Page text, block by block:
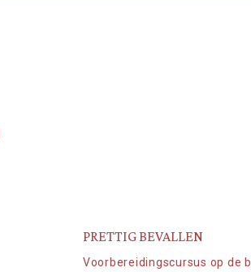
PRETTIG BEVALLEN
Voorbereidingscursus op de